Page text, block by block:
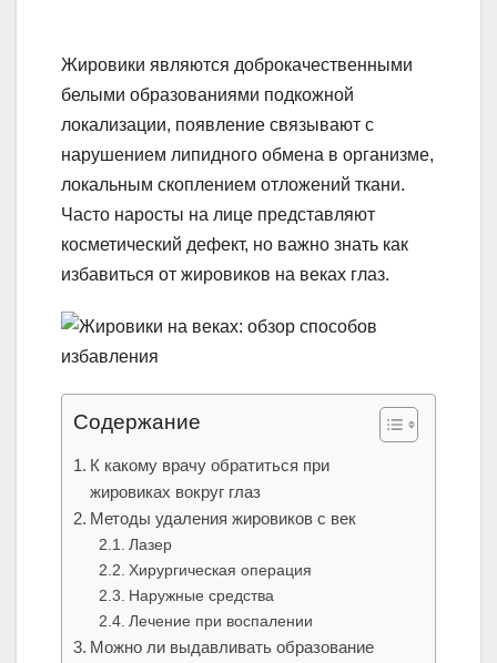
Жировики являются доброкачественными
белыми образованиями подкожной
локализации, появление связывают с
нарушением липидного обмена в организме,
локальным скоплением отложений ткани.
Часто наросты на лице представляют
косметический дефект, но важно знать как
избавиться от жировиков на веках глаз.
Содержание
К какому врачу обратиться при
жировиках вокруг глаз
Методы удаления жировиков с век
Лазер
Хирургическая операция
Наружные средства
Лечение при воспалении
Можно ли выдавливать образование